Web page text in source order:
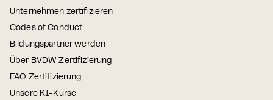
Unternehmen zertifizieren
Codes of Conduct
Bildungspartner werden
Über BVDW Zertifizierung
FAQ Zertifizierung
Unsere KI-Kurse